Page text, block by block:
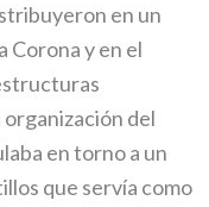
en un
Corona y en el
del
en torno a un
que servía como